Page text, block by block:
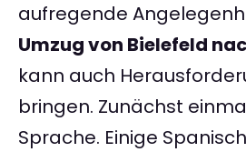
aufregende
Umzug von Bielefeld
kann auch
bringen. Zunächst
Sprache. Einige